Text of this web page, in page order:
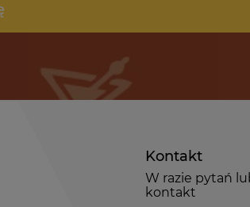
Kontakt
W razie pytań
kontakt